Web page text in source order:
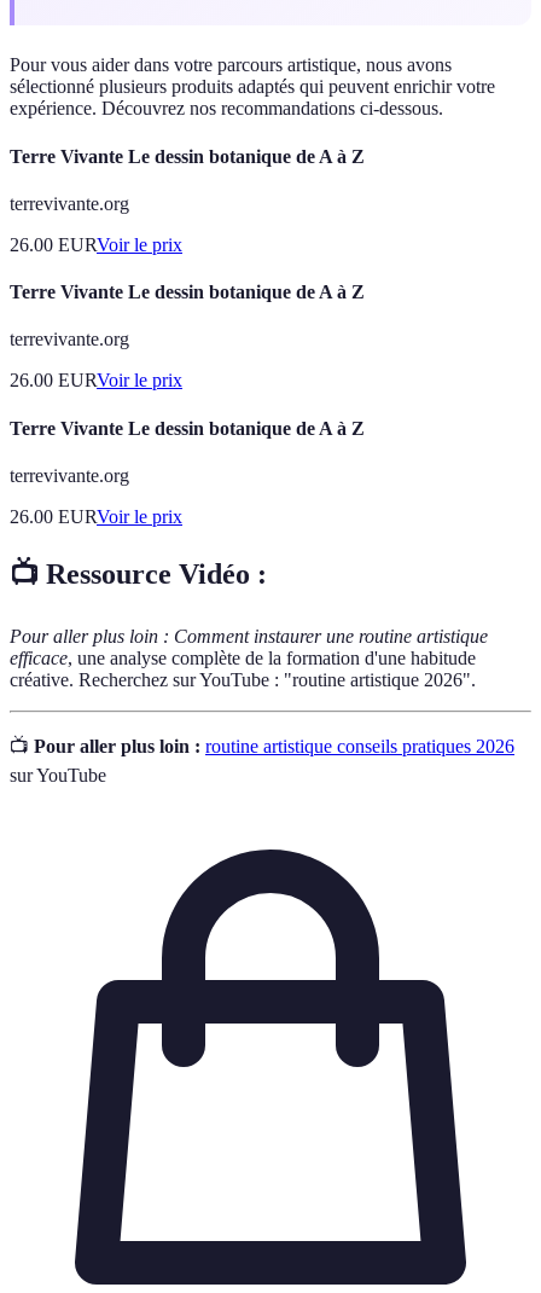
Pour vous aider dans votre parcours artistique, nous avons
sélectionné plusieurs produits adaptés qui peuvent enrichir votre
expérience. Découvrez nos recommandations ci-dessous.
Terre Vivante Le dessin botanique de A à Z
terrevivante.org
26.00 EURVoir le prix
Terre Vivante Le dessin botanique de A à Z
terrevivante.org
26.00 EURVoir le prix
Terre Vivante Le dessin botanique de A à Z
terrevivante.org
26.00 EURVoir le prix
📺 Ressource Vidéo :
Pour aller plus loin : Comment instaurer une routine artistique
efficace, une analyse complète de la formation d'une habitude
créative. Recherchez sur YouTube : "routine artistique 2026".
📺 Pour aller plus loin : routine artistique conseils pratiques 2026
sur YouTube